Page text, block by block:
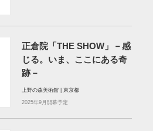
正倉院「THE SHOW」－感
じる。いま、ここにある奇
跡－
上野の森美術館 | 東京都
2025年9月開幕予定